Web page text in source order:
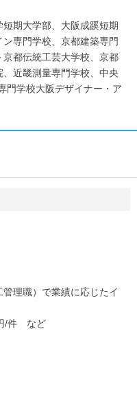
期大学部、大阪成蹊短期
専門学校、京都建築専門
都伝統工芸大学校、京都
近畿測量専門学校、中央
門学校大阪デザイナー・ア
理職）で業績に応じたイ
/件 など